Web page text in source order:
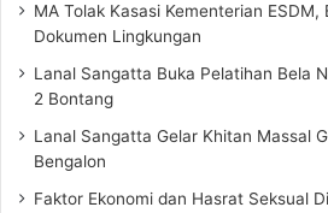
MA Tolak Kasasi Kementerian ESDM,
Dokumen Lingkungan
Lanal Sangatta Buka Pelatihan Bela
2 Bontang
Lanal Sangatta Gelar Khitan Massal
Bengalon
Faktor Ekonomi dan Hasrat Seksual